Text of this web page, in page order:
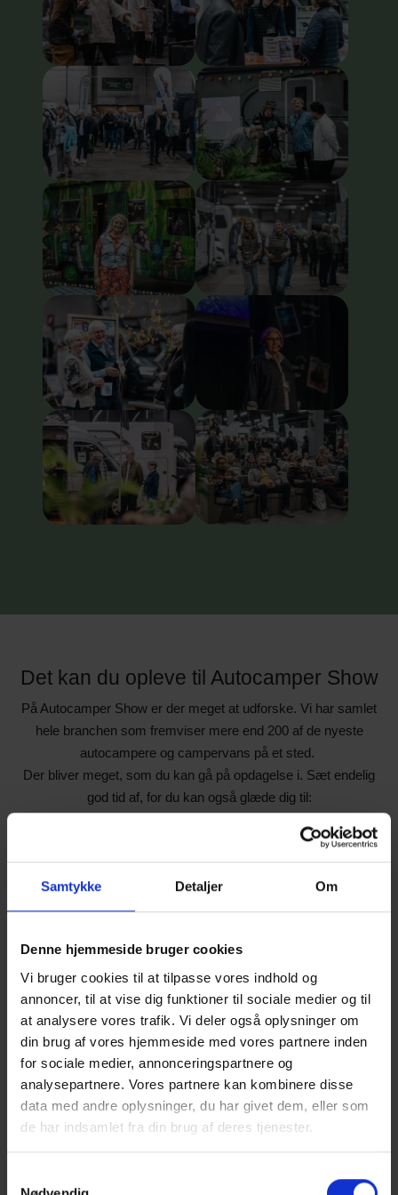
Samtykke Detaljer Om
Denne hjemmeside bruger cookies
Vi bruger cookies til at tilpasse vores indhold og
annoncer, til at vise dig funktioner til sociale medier og til
at analysere vores trafik. Vi deler også oplysninger om
din brug af vores hjemmeside med vores partnere inden
for sociale medier, annonceringspartnere og
analysepartnere. Vores partnere kan kombinere disse
data med andre oplysninger, du har givet dem, eller som
de har indsamlet fra din brug af deres tjenester.
Det kan du opleve til Autocamper Show
På Autocamper Show er der meget at udforske. Vi har samlet
hele branchen som fremviser mere end 200 af de nyeste
autocampere og campervans på et sted.
Der bliver meget, som du kan gå på opdagelse i. Sæt endelig
god tid af, for du kan også glæde dig til: